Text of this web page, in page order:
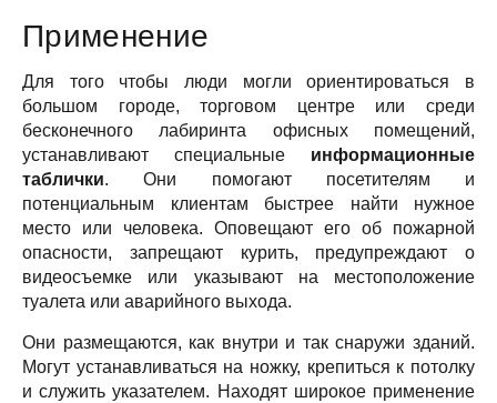
Применение
Для того чтобы люди могли ориентироваться в
большом городе, торговом центре или среди
бесконечного лабиринта офисных помещений,
устанавливают специальные информационные
таблички. Они помогают посетителям и
потенциальным клиентам быстрее найти нужное
место или человека. Оповещают его об пожарной
опасности, запрещают курить, предупреждают о
видеосъемке или указывают на местоположение
туалета или аварийного выхода.
Они размещаются, как внутри и так снаружи зданий.
Могут устанавливаться на ножку, крепиться к потолку
и служить указателем. Находят широкое применение